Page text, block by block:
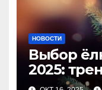
НОВОСТИ
Выбор
2025: